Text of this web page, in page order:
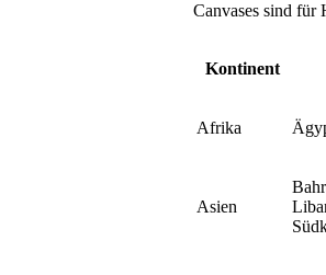
Canvases sind für
Kontinent
Afrika
Asien